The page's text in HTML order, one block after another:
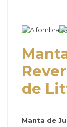
de
Manta de